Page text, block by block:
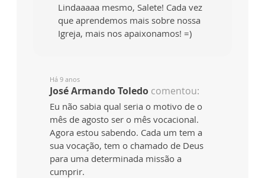
Lindaaaaa mesmo, Salete! Cada vez
que aprendemos mais sobre nossa
Igreja, mais nos apaixonamos! =)
Há 9 anos
José Armando Toledo comentou:
Eu não sabia qual seria o motivo de o
mês de agosto ser o mês vocacional.
Agora estou sabendo. Cada um tem a
sua vocação, tem o chamado de Deus
para uma determinada missão a
cumprir.